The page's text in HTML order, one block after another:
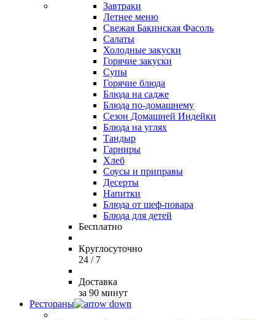
Завтраки
Летнее меню
Свежая Бакинская Фасоль
Салаты
Холодные закуски
Горячие закуски
Супы
Горячие блюда
Блюда на садже
Блюда по-домашнему
Сезон Домашней Индейки
Блюда на углях
Тандыр
Гарниры
Хлеб
Соусы и приправы
Десерты
Напитки
Блюда от шеф-повара
Блюда для детей
Бесплатно
Круглосуточно
24 / 7
Доставка
за 90 минут
Рестораны